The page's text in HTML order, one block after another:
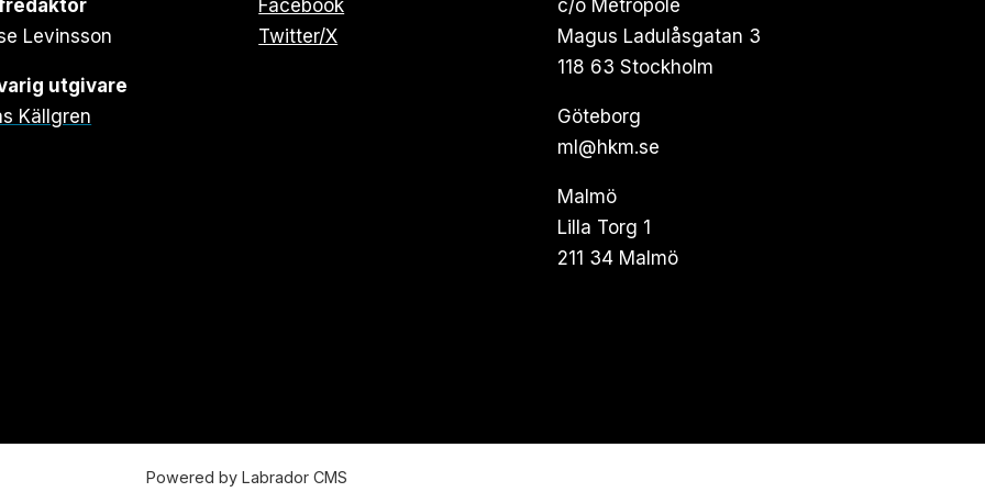
Levinsson
utgivare
Källgren
Facebook
Twitter/X
c/o Metropole
Magus Ladulåsgatan 3
118 63 Stockholm
Göteborg
ml@hkm.se
Malmö
Lilla Torg 1
211 34 Malmö
Powered by Labrador CMS